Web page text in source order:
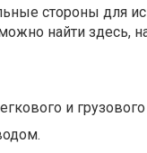
стороны для
найти здесь,
и грузового